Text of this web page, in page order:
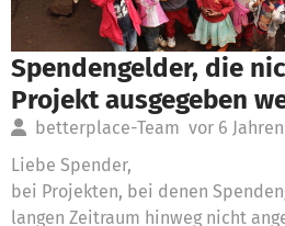
Spendengelder, die
Projekt ausgegeben
betterplace-Team vor 6 Jahren
Liebe Spender,
bei Projekten, bei denen
langen Zeitraum hinweg nicht